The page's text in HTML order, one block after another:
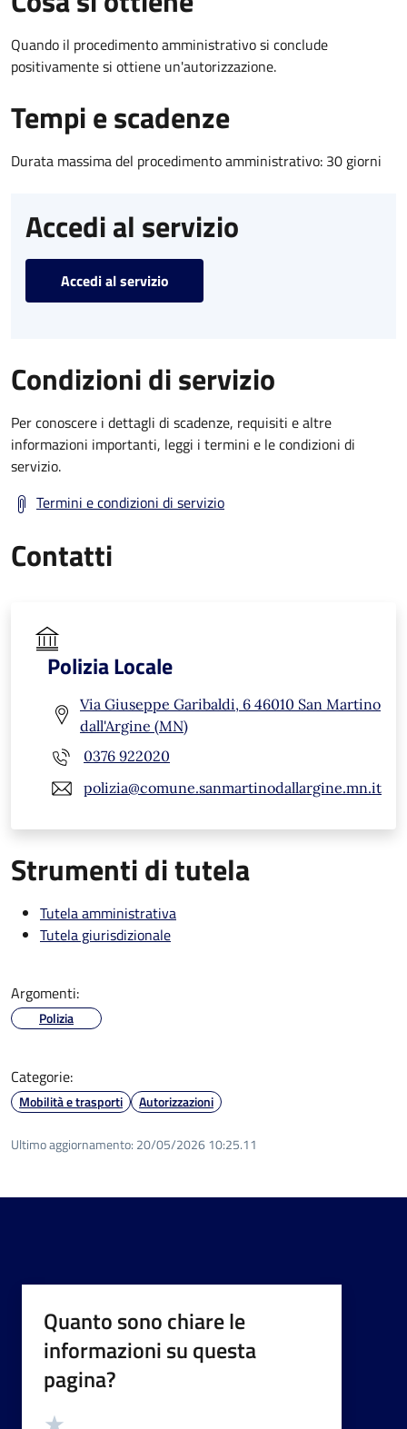
Quando il procedimento amministrativo si conclude
positivamente si ottiene un'autorizzazione.
Tempi e scadenze
Durata massima del procedimento amministrativo: 30 giorni
Accedi al servizio
Accedi al servizio
Condizioni di servizio
Per conoscere i dettagli di scadenze, requisiti e altre
informazioni importanti, leggi i termini e le condizioni di
servizio.
Termini e condizioni di servizio
Contatti
Polizia Locale
Via Giuseppe Garibaldi, 6 46010 San Martino
dall'Argine (MN)
0376 922020
polizia@comune.sanmartinodallargine.mn.it
Strumenti di tutela
Tutela amministrativa
Tutela giurisdizionale
Argomenti:
Polizia
Categorie:
Mobilità e trasporti Autorizzazioni
Ultimo aggiornamento: 20/05/2026 10:25.11
Quanto sono chiare le
informazioni su questa
pagina?
Valutazione